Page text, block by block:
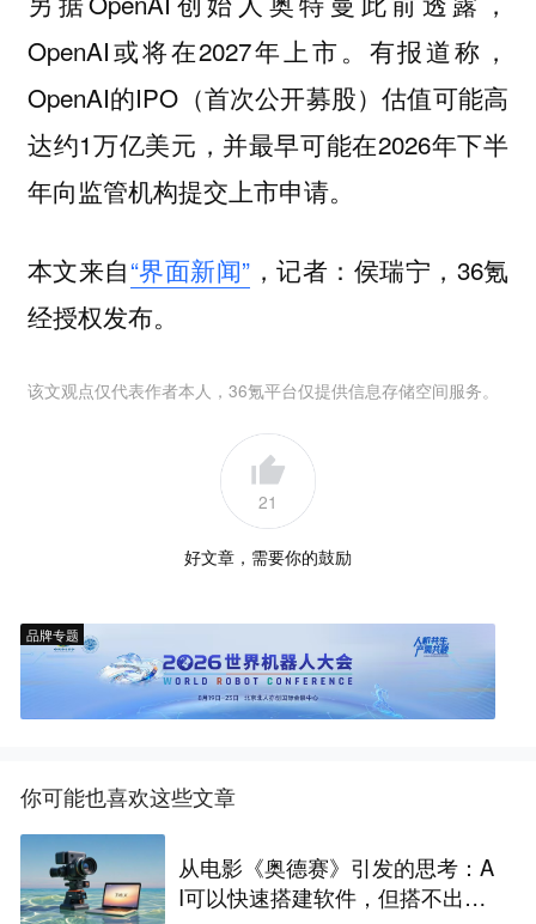
OpenAI或将在2027年上市。有报道称，
OpenAI的IPO（首次公开募股）估值可能高
达约1万亿美元，并最早可能在2026年下半
年向监管机构提交上市申请。
本文来自“界面新闻” ，记者：侯瑞宁，36氪
经授权发布。
该文观点仅代表作者本人，36氪平台仅提供信息存储空间服务。
21
好文章，需要你的鼓励
品牌专题
你可能也喜欢这些文章
从电影《奥德赛》引发的思考：A
I可以快速搭建软件，但搭不出企